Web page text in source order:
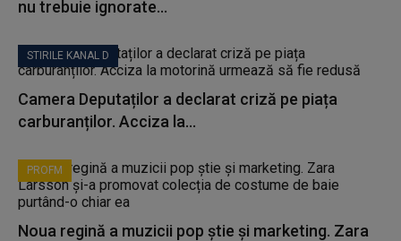
nu trebuie ignorate...
STIRILE KANAL D
Camera Deputaților a declarat criză pe piața
carburanților. Acciza la...
PROFM
Noua regină a muzicii pop știe și marketing. Zara